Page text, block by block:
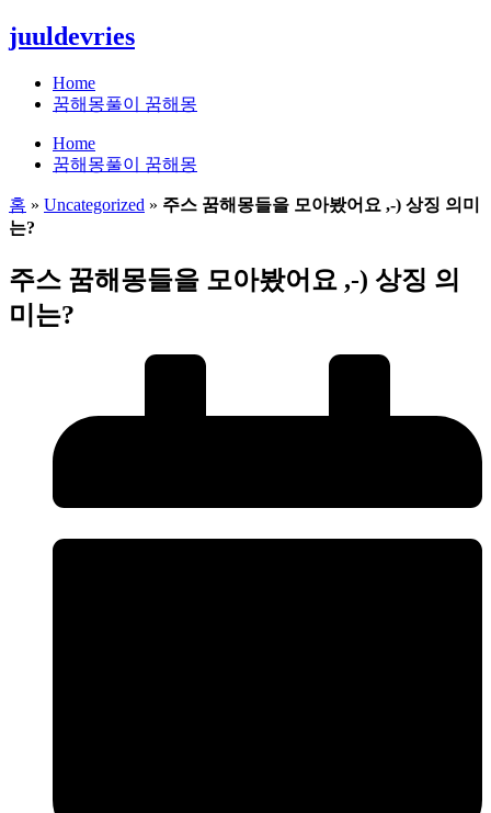
콘
텐
juuldevries
Home
꿈해몽풀이 꿈해몽
Home
꿈해몽풀이 꿈해몽
홈 » Uncategorized » 주스 꿈해몽들을 모아봤어요 ,-) 상징 의미
는?
주스 꿈해몽들을 모아봤어요 ,-) 상징 의
미는?